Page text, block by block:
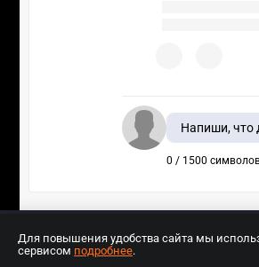
Напиши, что
0 / 1500
Для повышения удобства сайта мы
сервисом подробнее.